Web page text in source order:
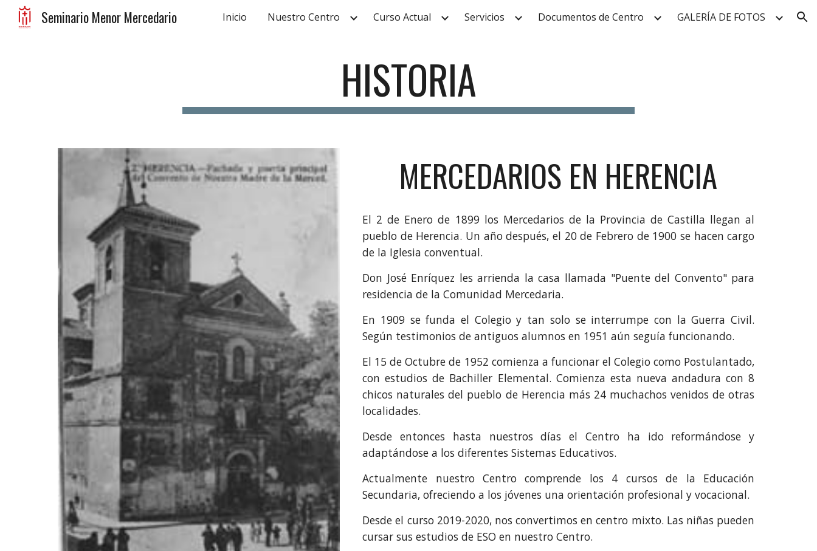
Skip to main content Skip to navigation
Seminario Menor Mercedario Inicio Nuestro Centro Curso Actual Servicios Documentos de Centro GALERÍA DE FOTOS
HISTORIA
MERCEDARIOS EN HERENCIA
El 2 de Enero de 1899 los Mercedarios de la Provincia de Castilla llegan al
pueblo de Herencia. Un año después, el 20 de Febrero de 1900 se hacen cargo
de la Iglesia conventual.
Don José Enríquez les arrienda la casa llamada "Puente del Convento" para
residencia de la Comunidad Mercedaria.
En 1909 se funda el Colegio y tan solo se interrumpe con la Guerra Civil.
Según testimonios de antiguos alumnos en 1951 aún seguía funcionando.
El 15 de Octubre de 1952 comienza a funcionar el Colegio como Postulantado,
con estudios de Bachiller Elemental. Comienza esta nueva andadura con 8
chicos naturales del pueblo de Herencia más 24 muchachos venidos de otras
localidades.
Desde entonces hasta nuestros días el Centro ha ido reformándose y
adaptándose a los diferentes Sistemas Educativos.
Actualmente nuestro Centro comprende los 4 cursos de la Educación
Secundaria, ofreciendo a los jóvenes una orientación profesional y vocacional.
Desde el curso 2019-2020, nos convertimos en centro mixto. Las niñas pueden
cursar sus estudios de ESO en nuestro Centro.